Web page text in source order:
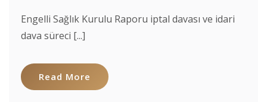
Engelli Sağlık Kurulu Raporu iptal davası ve idari
dava süreci [...]
Read More